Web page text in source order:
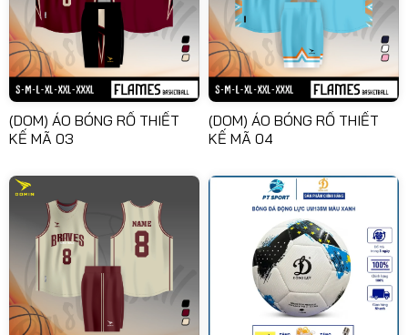
(DOM) ÁO BÓNG RỔ THIẾT
KẾ MÃ 03
(DOM) ÁO BÓNG RỔ THIẾT
KẾ MÃ 04